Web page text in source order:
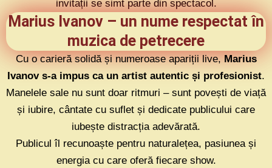
invitații se simt parte din spectacol.
Marius Ivanov – un nume respectat în
muzica de petrecere
Cu o carieră solidă și numeroase apariții live,Marius
Ivanov s-a impus ca un artist autentic și profesionist.
Manelele sale nu sunt doar ritmuri – sunt povești de viață
și iubire, cântate cu suflet și dedicate publicului care
iubește distracția adevărată.
Publicul îl recunoaște pentru naturalețea, pasiunea și
energia cu care oferă fiecare show.